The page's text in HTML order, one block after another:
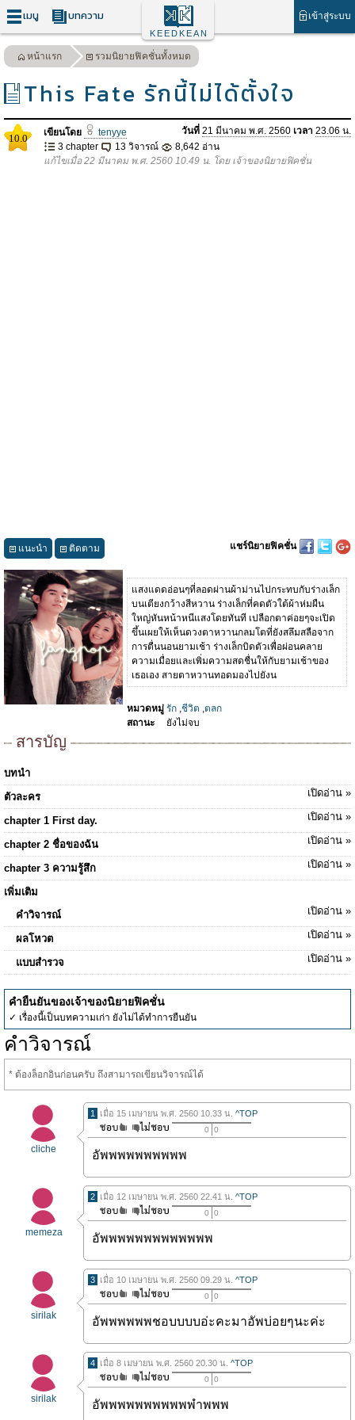
เมนู บทความ เข้าสู่ระบบ
KEEDKEAN
หน้าแรก รวมนิยายฟิคชั่นทั้งหมด
This Fate รักนี้ไม่ได้ตั้งใจ
10.0 เขียนโดย tenyye วันที่ 21 มีนาคม พ.ศ. 2560 เวลา 23.06 น.
3 chapter
13 วิจารณ์
8,642 อ่าน
แก้ไขเมื่อ 22 มีนาคม พ.ศ. 2560 10.49 น. โดย เจ้าของนิยายฟิคชั่น
แนะนำ ติดตาม แชร์นิยายฟิคชั่น
แสงแดดอ่อนๆที่ลอดผ่านผ้าม่านไปกระทบกับร่างเล็ก
บนเตียงกว้างสีหวาน ร่างเล็กที่คดตัวใต้ผ้าห่มผืน
ใหญ่หันหน้าหนีแสงโดยทันที เปลือกตาค่อยๆจะเปิด
ขึ้นเผยให้เห็นดวงตาหวานกลมโตที่ยังสลึมสลือจาก
การตื่นนอนยามเช้า ร่างเล็กบิดตัวเพื่อผ่อนคลาย
ความเมื่อยและเพิ่มความสดชื่นให้กับยามเช้าของ
เธอเอง สายตาหวานทอดมองไปยังน
หมวดหมู่ รัก ,ชีวิต ,ตลก
สถานะ
ยังไม่จบ
สารบัญ
บทนำ
ตัวละคร
เปิดอ่าน »
chapter 1 First day. เปิดอ่าน »
chapter 2 ชื่อของฉัน เปิดอ่าน »
chapter 3 ความรู้สึก เปิดอ่าน »
เพิ่มเติม
คำวิจารณ์
เปิดอ่าน »
ผลโหวต เปิดอ่าน »
แบบสำรวจ เปิดอ่าน »
คำยืนยันของเจ้าของนิยายฟิคชั่น
✓ เรื่องนี้เป็นบทความเก่า ยังไม่ได้ทำการยืนยัน
คำวิจารณ์
* ต้องล็อกอินก่อนครับ ถึงสามารถเขียนวิจารณ์ได้
cliche
1 เมื่อ 15 เมษายน พ.ศ. 2560 10.33 น. ^TOP
0 0
อัพพพพพพพพพพ
memeza
2 เมื่อ 12 เมษายน พ.ศ. 2560 22.41 น. ^TOP
0 0
อัพพพพพพพพพพพพพ
sirilak
3 เมื่อ 10 เมษายน พ.ศ. 2560 09.29 น. ^TOP
0 0
อัพพพพพพชอบบบบอ่ะคะมาอัพบ่อยๆนะค่ะ
sirilak
4 เมื่อ 8 เมษายน พ.ศ. 2560 20.30 น. ^TOP
0 0
อัพพพพพพพพพพพำพพพ